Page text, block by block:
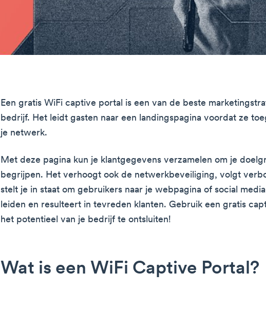
Een gratis WiFi captive portal is een van de beste
bedrijf. Het leidt gasten naar een landingspagina voordat ze
je netwerk.
Met deze pagina kun je klantgegevens verzamelen om je
begrijpen. Het verhoogt ook de netwerkbeveiliging, volgt
stelt je in staat om gebruikers naar je webpagina of social
leiden en resulteert in tevreden klanten. Gebruik een gratis
het potentieel van je bedrijf te ontsluiten!
Wat is een WiFi Captive Portal?